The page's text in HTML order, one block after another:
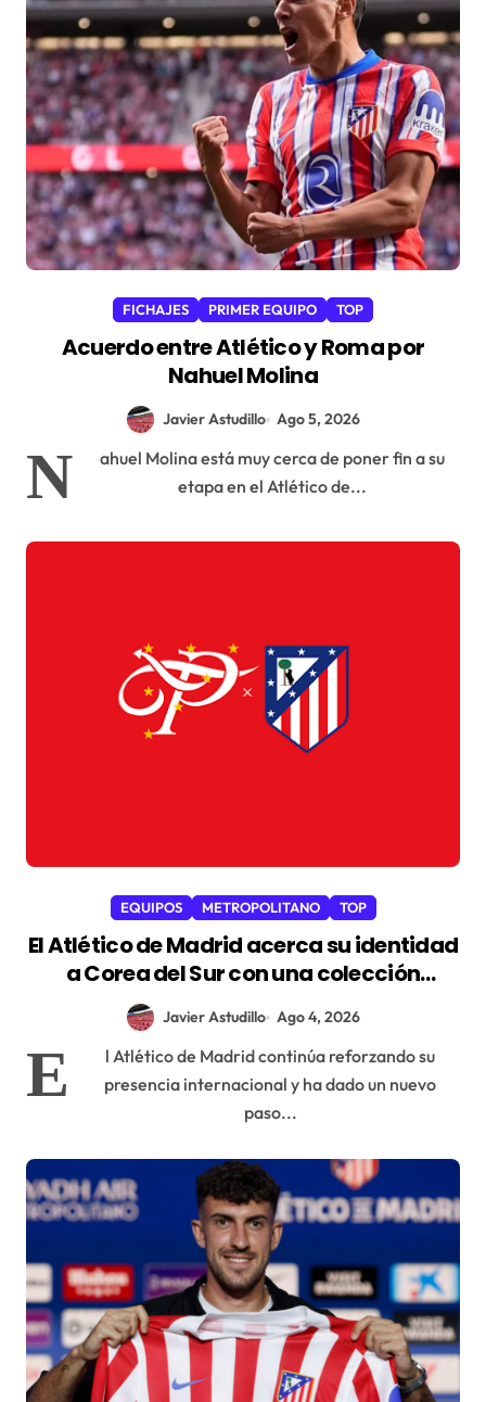
FICHAJES PRIMER EQUIPO TOP
Acuerdo entre Atlético y Roma por
Nahuel Molina
Javier Astudillo Ago 5, 2026
N
ahuel Molina está muy cerca de poner fin a su
etapa en el Atlético de...
EQUIPOS METROPOLITANO TOP
El Atlético de Madrid acerca su identidad
a Corea del Sur con una colección
exclusiva junto a Over The Pitch
Javier Astudillo Ago 4, 2026
E
l Atlético de Madrid continúa reforzando su
presencia internacional y ha dado un nuevo
paso...